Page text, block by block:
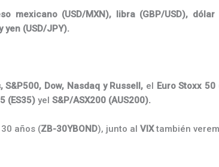
mexicano (USD/MXN), libra (GBP/USD), dólar
yen (USD/JPY).
S&P500, Dow, Nasdaq y Russell, el Euro Stoxx 50
(ES35) yel S&P/ASX200 (AUS200).
años (ZB-30YBOND), junto al VIXtambién